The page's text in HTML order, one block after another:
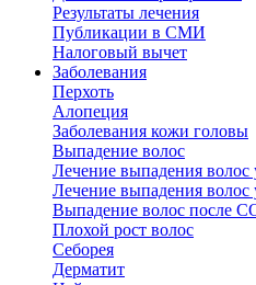
Результаты лечения
Публикации в СМИ
Налоговый вычет
Заболевания
Перхоть
Алопеция
Заболевания кожи головы
Выпадение волос
Лечение выпадения
Лечение выпадения
Выпадение волос после
Плохой рост волос
Cеборея
Дерматит